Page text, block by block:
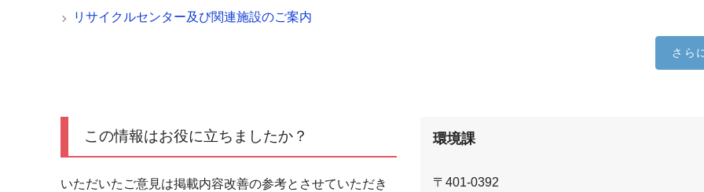
リサイクルセンター及び関連施設のご案内
さら
この情報はお役に立ちましたか？
いただいたご意見は掲載内容改善の参考とさせていただき
環境課
〒401-0392